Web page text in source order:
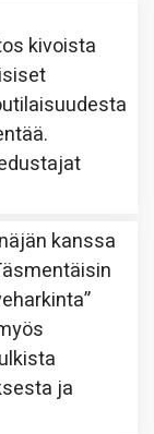
kivoista
kanssa
ja